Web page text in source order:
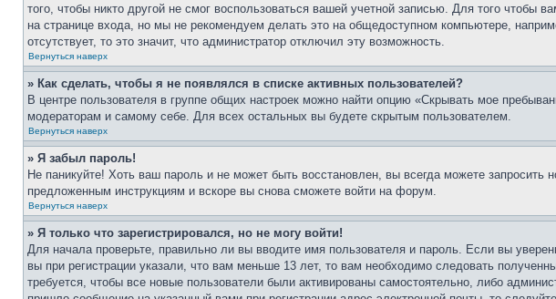
того, чтобы никто другой не смог воспользоваться вашей учетной записью. Для того
на странице входа, но мы не рекомендуем делать это на общедоступном компьютере,
отсутствует, то это значит, что администратор отключил эту возможность.
Вернуться наверх
» Как сделать, чтобы я не появлялся в списке активных пользователей?
В центре пользователя в группе общих настроек можно найти опцию «Скрывать мое
модераторам и самому себе. Для всех остальных вы будете скрытым пользователем.
Вернуться наверх
» Я забыл пароль!
Не паникуйте! Хоть ваш пароль и не может быть восстановлен, вы всегда можете
предложенным инструкциям и вскоре вы снова сможете войти на форум.
Вернуться наверх
» Я только что зарегистрировался, но не могу войти!
Для начала проверьте, правильно ли вы вводите имя пользователя и пароль. Если вы
вы при регистрации указали, что вам меньше 13 лет, то вам необходимо следовать
требуется, чтобы все новые пользователи были активированы самостоятельно, либо